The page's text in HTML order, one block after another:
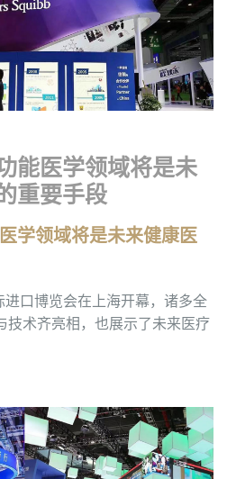
能医学领域将是未
重要手段
学领域将是未来健康医
口博览会在上海开幕，诸多全
技术齐亮相，也展示了未来医疗